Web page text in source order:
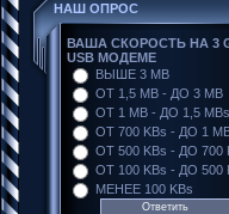
НАШ ОПРОС
ВАША СКОРОСТЬ НА 3
USB МОДЕМЕ
ВЫШЕ 3 MB
ОТ 1,5 MB - ДО 3 MB
ОТ 1 MB - ДО 1,5 MBs
ОТ 700 KBs - ДО 1
ОТ 500 KBs - ДО 700
ОТ 100 KBs - ДО 500
МЕНЕЕ 100 KBs